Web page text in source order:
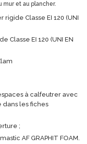
mur et au plancher.
rigide Classe EI 120 (UNI
Classe EI 120 (UNI EN
à calfeutrer avec
les fiches
;
AF GRAPHIT FOAM.